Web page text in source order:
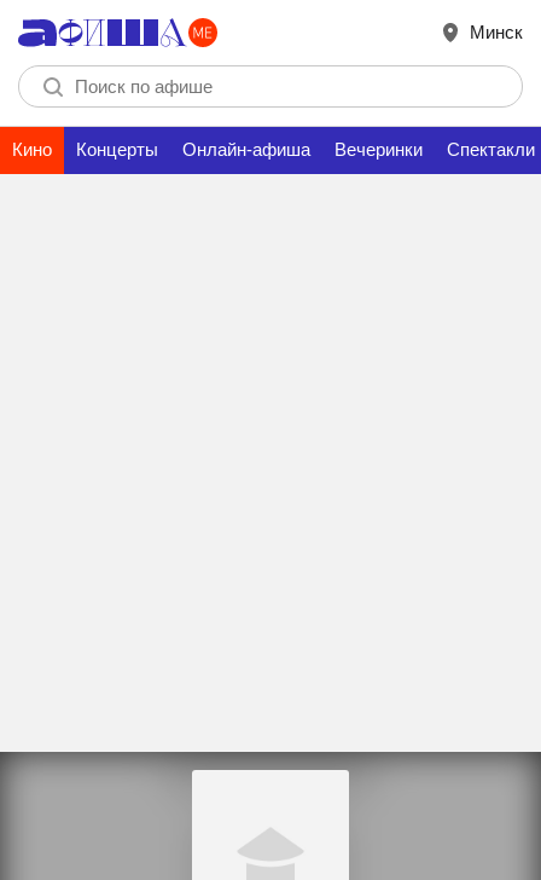
Минск
Кино Концерты Онлайн-афиша Вечеринки Спектакли